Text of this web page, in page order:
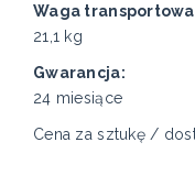
Waga
21,1 kg
Gwarancja:
24 miesiące
Cena za sztukę /